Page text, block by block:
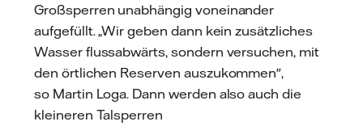
Großsperren unabhängig voneinander
aufgefüllt. „Wir geben dann kein zusätzliches
Wasser flussabwärts, sondern versuchen, mit
den örtlichen Reserven auszukommen",
so Martin Loga. Dann werden also auch die
kleineren Talsperren